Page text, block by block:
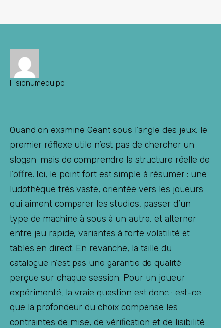
Fisionumequipo
Quand on examine Geant sous l’angle des jeux, le
premier réflexe utile n’est pas de chercher un
slogan, mais de comprendre la structure réelle de
l’offre. Ici, le point fort est simple à résumer : une
ludothèque très vaste, orientée vers les joueurs
qui aiment comparer les studios, passer d’un
type de machine à sous à un autre, et alterner
entre jeu rapide, variantes à forte volatilité et
tables en direct. En revanche, la taille du
catalogue n’est pas une garantie de qualité
perçue sur chaque session. Pour un joueur
expérimenté, la vraie question est donc : est-ce
que la profondeur du choix compense les
contraintes de mise, de vérification et de lisibilité